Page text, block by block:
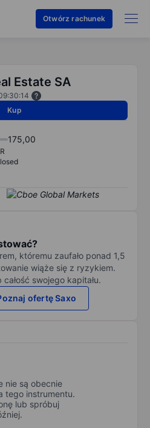
Otwórz rachunek
Estate SA
Kup
175,00
któremu zaufało ponad 1,5
wiąże się z ryzykiem.
swojego kapitału.
ofertę Saxo
nie są obecnie
tego instrumentu.
lub spróbuj